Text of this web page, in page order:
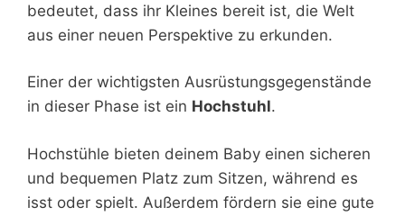
bedeutet, dass ihr Kleines bereit ist, die Welt
aus einer neuen Perspektive zu erkunden.
Einer der wichtigsten Ausrüstungsgegenstände
in dieser Phase ist ein Hochstuhl.
Hochstühle bieten deinem Baby einen sicheren
und bequemen Platz zum Sitzen, während es
isst oder spielt. Außerdem fördern sie eine gute